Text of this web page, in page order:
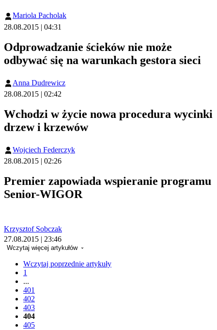
Mariola Pacholak
28.08.2015 | 04:31
Odprowadzanie ścieków nie może
odbywać się na warunkach gestora sieci
Anna Dudrewicz
28.08.2015 | 02:42
Wchodzi w życie nowa procedura wycinki
drzew i krzewów
Wojciech Federczyk
28.08.2015 | 02:26
Premier zapowiada wspieranie programu
Senior-WIGOR
Krzysztof Sobczak
27.08.2015 | 23:46
Wczytaj więcej artykułów
Wczytaj poprzednie artykuły
1
...
401
402
403
404
405